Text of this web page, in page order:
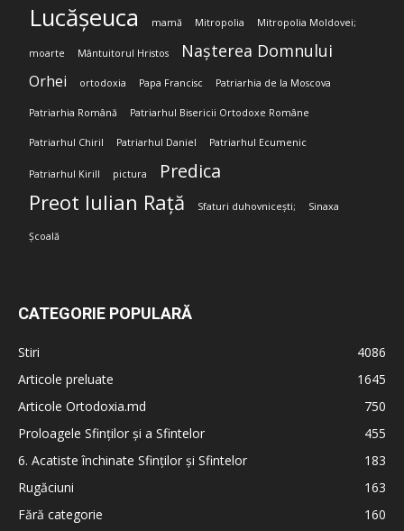
Lucășeuca mamă Mitropolia Mitropolia Moldovei;
moarte Mântuitorul Hristos Nașterea Domnului
Orhei ortodoxia Papa Francisc Patriarhia de la Moscova
Patriarhia Română Patriarhul Bisericii Ortodoxe Române
Patriarhul Chiril Patriarhul Daniel Patriarhul Ecumenic
Patriarhul Kirill pictura Predica
Preot Iulian Rață Sfaturi duhovnicești; Sinaxa
Școală
CATEGORIE POPULARĂ
Stiri
4086
Articole preluate
1645
Articole Ortodoxia.md
750
Proloagele Sfinților și a Sfintelor
455
6. Acatiste închinate Sfinților și Sfintelor
183
Rugăciuni
163
Fără categorie
160